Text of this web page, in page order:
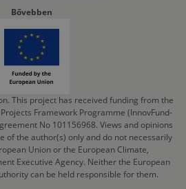
Bővebben
This project has received funding from the
Framework Programme (InnovFund-
No 101156968. Views and opinions
of the author(s) only and do not necessarily
Union or the European Climate,
Executive Agency. Neither the European
can be held responsible for them.